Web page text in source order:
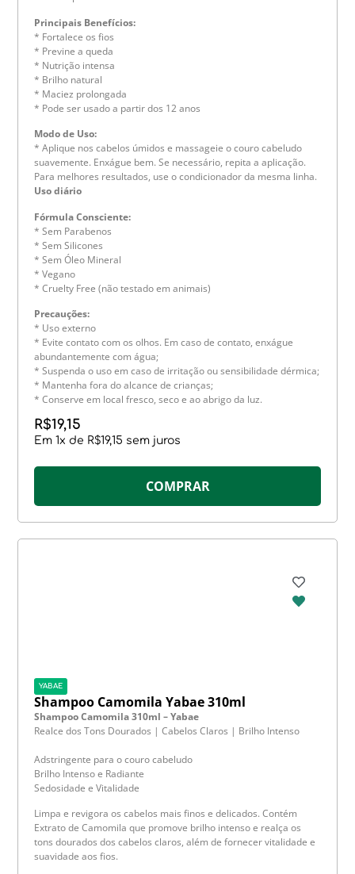
Principais Benefícios:
* Fortalece os fios
* Previne a queda
* Nutrição intensa
* Brilho natural
* Maciez prolongada
* Pode ser usado a partir dos 12 anos
Modo de Uso:
* Aplique nos cabelos úmidos e massageie o couro cabeludo
suavemente. Enxágue bem. Se necessário, repita a aplicação.
Para melhores resultados, use o condicionador da mesma linha.
Uso diário
Fórmula Consciente:
* Sem Parabenos
* Sem Silicones
* Sem Óleo Mineral
* Vegano
* Cruelty Free (não testado em animais)
Precauções:
* Uso externo
* Evite contato com os olhos. Em caso de contato, enxágue
abundantemente com água;
* Suspenda o uso em caso de irritação ou sensibilidade dérmica;
* Mantenha fora do alcance de crianças;
* Conserve em local fresco, seco e ao abrigo da luz.
R$19,15
Em1x de R$19,15 sem juros
COMPRAR
YABAE
Shampoo Camomila Yabae 310ml
Shampoo Camomila 310ml – Yabae
Realce dos Tons Dourados | Cabelos Claros | Brilho Intenso
Adstringente para o couro cabeludo
Brilho Intenso e Radiante
Sedosidade e Vitalidade
Limpa e revigora os cabelos mais finos e delicados. Contém
Extrato de Camomila que promove brilho intenso e realça os
tons dourados dos cabelos claros, além de fornecer vitalidade e
suavidade aos fios.